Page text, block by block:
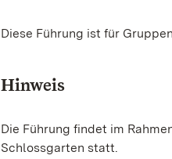
Diese Führung ist für
Hinweis
Die Führung findet im
Schlossgarten statt.